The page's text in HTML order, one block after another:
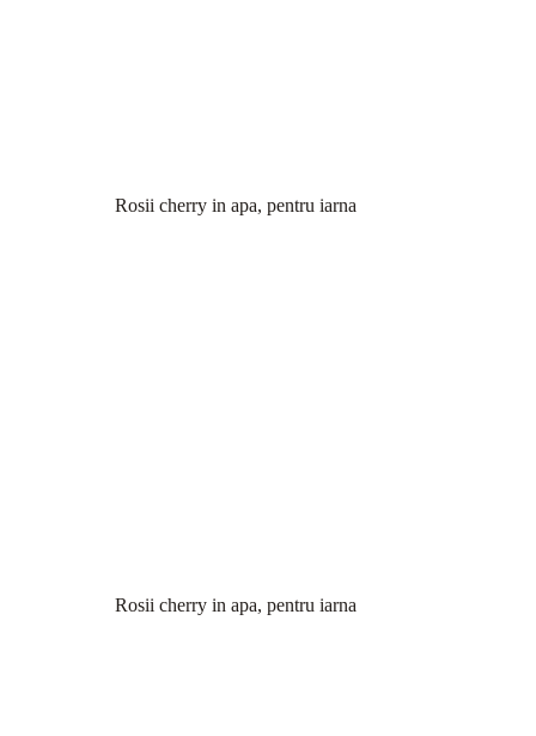
Rosii cherry in apa, pentru iarna
Rosii cherry in apa, pentru iarna